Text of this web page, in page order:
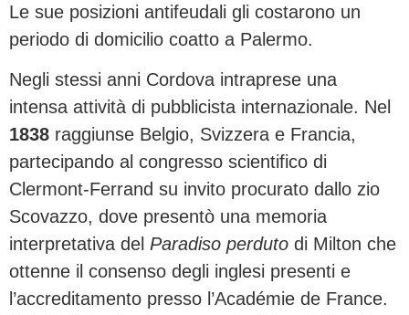
Le sue posizioni antifeudali gli costarono un
periodo di domicilio coatto a Palermo.
Negli stessi anni Cordova intraprese una
intensa attività di pubblicista internazionale. Nel
1838 raggiunse Belgio, Svizzera e Francia,
partecipando al congresso scientifico di
Clermont-Ferrand su invito procurato dallo zio
Scovazzo, dove presentò una memoria
interpretativa del Paradiso perduto di Milton che
ottenne il consenso degli inglesi presenti e
l’accreditamento presso l’Académie de France.